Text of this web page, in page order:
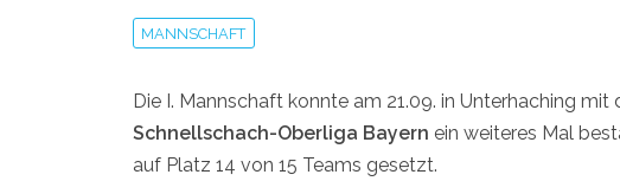
MANNSCHAFT
Die I. Mannschaft konnte am 21.09. in Unterhaching
Schnellschach-Oberliga Bayern ein weiteres Mal
auf Platz 14 von 15 Teams gesetzt.